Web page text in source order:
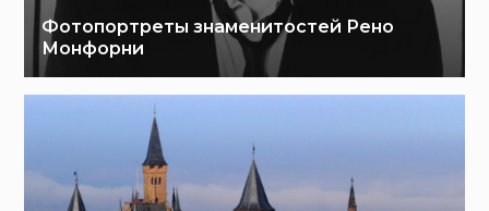
Фотопортреты знаменитостей Рено
Монфорни